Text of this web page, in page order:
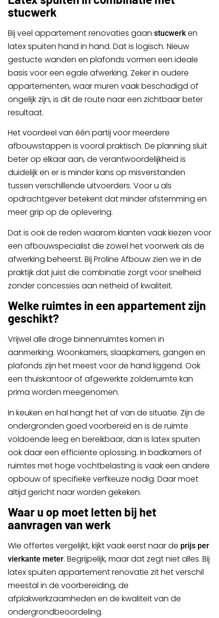
stucwerk
Bij veel appartement renovaties gaan stucwerken
latex spuiten hand in hand. Dat is logisch. Nieuw
gestucte wanden en plafonds vormen een ideale
basis voor een egale afwerking. Zeker in oudere
appartementen, waar muren vaak beschadigd of
ongelijk zijn, is dit de route naar een zichtbaar beter
resultaat.
Het voordeel van één partij voor meerdere
afbouwstappen is vooral praktisch. De planning sluit
beter op elkaar aan, de verantwoordelijkheid is
duidelijk en er is minder kans op misverstanden
tussen verschillende uitvoerders. Voor u als
opdrachtgever betekent dat minder afstemming en
meer grip op de oplevering.
Dat is ook de reden waarom klanten vaak kiezen voor
een afbouwspecialist die zowel het voorwerk als de
afwerking beheerst. Bij Proline Afbouw zien we in de
praktijk dat juist die combinatie zorgt voor snelheid
zonder concessies aan netheid of kwaliteit.
Welke ruimtes in een appartement zijn
geschikt?
Vrijwel alle droge binnenruimtes komen in
aanmerking. Woonkamers, slaapkamers, gangen en
plafonds zijn het meest voor de hand liggend. Ook
een thuiskantoor of afgewerkte zolderruimte kan
prima worden meegenomen.
In keuken en hal hangt het af van de situatie. Zijn de
ondergronden goed voorbereid en is de ruimte
voldoende leeg en bereikbaar, dan is latex spuiten
ook daar een efficiënte oplossing. In badkamers of
ruimtes met hoge vochtbelasting is vaak een andere
opbouw of specifieke verfkeuze nodig. Daar moet
altijd gericht naar worden gekeken.
Waar u op moet letten bij het
aanvragen van werk
Wie offertes vergelijkt, kijkt vaak eerst naar de prijs per
vierkante meter. Begrijpelijk, maar dat zegt niet alles. Bij
latex spuiten appartement renovatie zit het verschil
meestal in de voorbereiding, de
afplakwerkzaamheden en de kwaliteit van de
ondergrondbeoordeling.